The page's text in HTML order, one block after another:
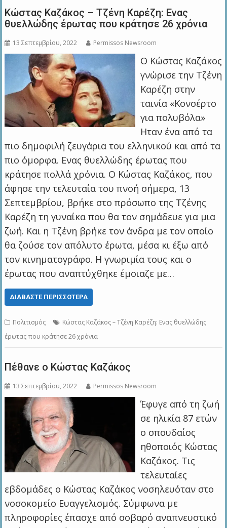
Κώστας Καζάκος – Τζένη Καρέζη: Ενας
θυελλώδης έρωτας που κράτησε 26 χρόνια
13 Σεπτεμβρίου, 2022 Permissos Newsroom
Ο Κώστας Καζάκος
γνώρισε την Τζένη
Καρέζη στην
ταινία «Κονσέρτο
για πολυβόλα»
Ηταν ένα από τα
πιο δημοφιλή ζευγάρια του ελληνικού και από τα
πιο όμορφα. Ενας θυελλώδης έρωτας που
κράτησε πολλά χρόνια. Ο Κώστας Καζάκος, που
άφησε την τελευταία του πνοή σήμερα, 13
Σεπτεμβρίου, βρήκε στο πρόσωπο της Τζένης
Καρέζη τη γυναίκα που θα τον σημάδευε για μια
ζωή. Και η Τζένη βρήκε τον άνδρα με τον οποίο
θα ζούσε τον απόλυτο έρωτα, μέσα κι έξω από
τον κινηματογράφο. Η γνωριμία τους και ο
έρωτας που αναπτύχθηκε έμοιαζε με…
ΔΙΑΒΆΣΤΕ ΠΕΡΙΣΣΌΤΕΡΑ
Πολιτισμός
Κώστας Καζάκος – Τζένη Καρέζη: Ενας θυελλώδης
έρωτας που κράτησε 26 χρόνια
Πέθανε ο Κώστας Καζάκος
13 Σεπτεμβρίου, 2022 Permissos Newsroom
Έφυγε από τη ζωή
σε ηλικία 87 ετών
ο σπουδαίος
ηθοποιός Κώστας
Καζάκος. Τις
τελευταίες
εβδομάδες ο Κώστας Καζάκος νοσηλευόταν στο
νοσοκομείο Ευαγγελισμός. Σύμφωνα με
πληροφορίες έπασχε από σοβαρό αναπνευστικό